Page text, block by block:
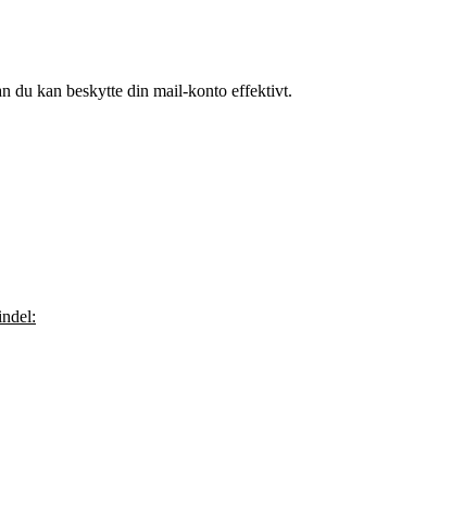
du kan beskytte din mail-konto effektivt.